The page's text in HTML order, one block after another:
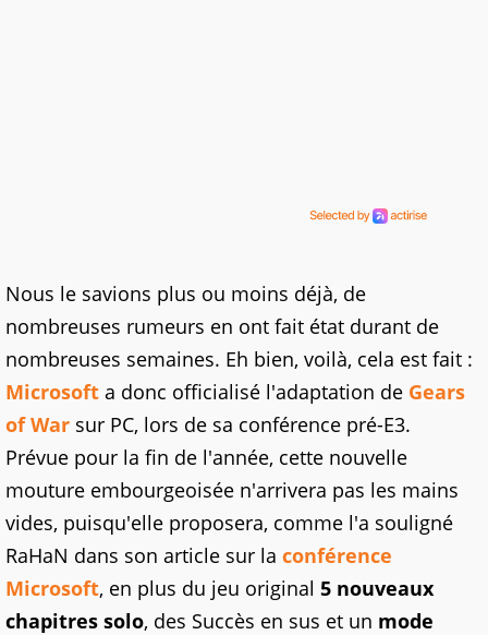
Nous le savions plus ou moins déjà, de
nombreuses rumeurs en ont fait état durant de
nombreuses semaines. Eh bien, voilà, cela est fait :
Microsoft a donc officialisé l'adaptation de Gears
of War sur PC, lors de sa conférence pré-E3.
Prévue pour la fin de l'année, cette nouvelle
mouture embourgeoisée n'arrivera pas les mains
vides, puisqu'elle proposera, comme l'a souligné
RaHaN dans son article sur la conférence
Microsoft, en plus du jeu original 5 nouveaux
chapitres solo, des Succès en sus et un mode